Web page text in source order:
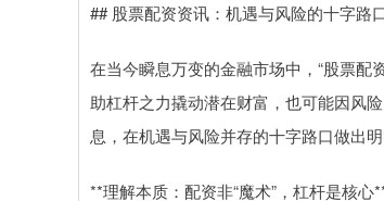
## 股票配资资讯：机遇与风险的十字路
在当今瞬息万变的金融市场中，“股票配
助杠杆之力撬动潜在财富，也可能因风
息，在机遇与风险并存的十字路口做出
**理解本质：配资非“魔术”，杠杆是核心